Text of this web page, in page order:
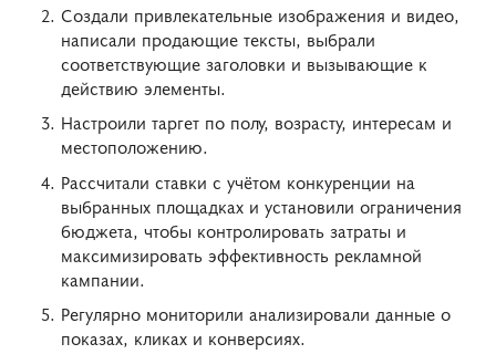
Создали привлекательные изображения и видео,
написали продающие тексты, выбрали
соответствующие заголовки и вызывающие к
действию элементы.
Настроили таргет по полу, возрасту, интересам и
местоположению.
Рассчитали ставки с учётом конкуренции на
выбранных площадках и установили ограничения
бюджета, чтобы контролировать затраты и
максимизировать эффективность рекламной
кампании.
Регулярно мониторили анализировали данные о
показах, кликах и конверсиях.